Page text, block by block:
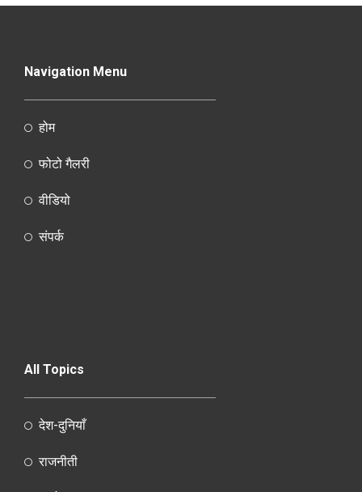
Navigation Menu
होम
फोटो गैलरी
वीडियो
संपर्क
All Topics
देश-दुनियाँ
राजनीती